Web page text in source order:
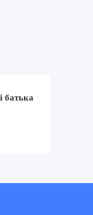
батька